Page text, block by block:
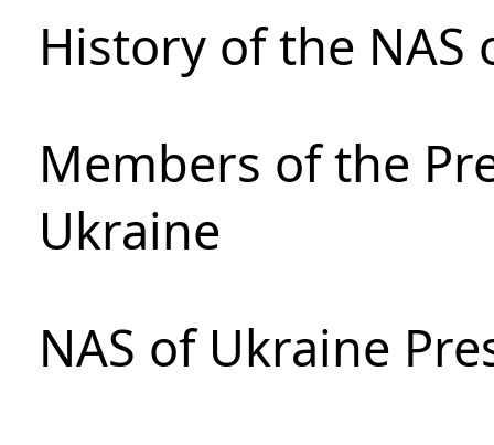
History of the NAS
Members of the
Ukraine
NAS of Ukraine